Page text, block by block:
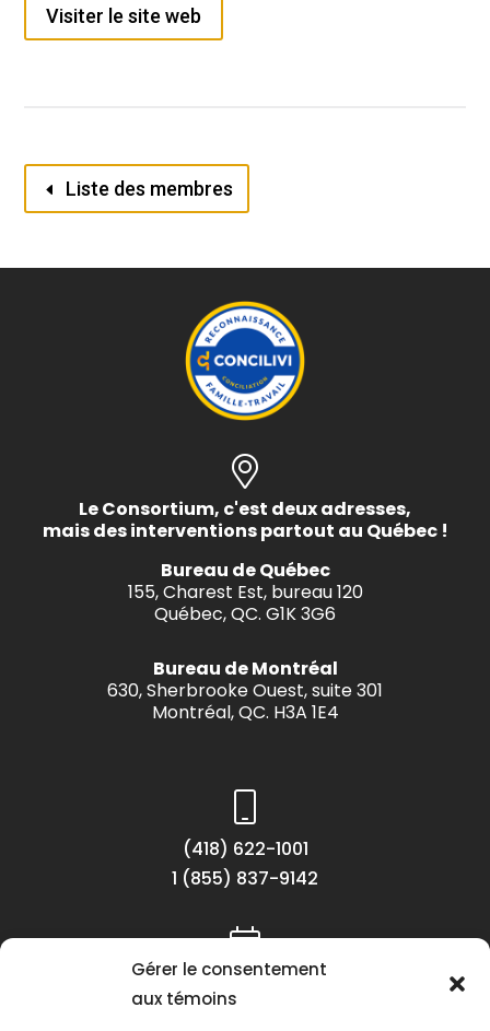
Gérer le consentement
aux témoins
Visiter le site web
Liste des membres
Le Consortium, c'est deux adresses,
mais des interventions partout au Québec !
Bureau de Québec
155, Charest Est, bureau 120
Québec, QC. G1K 3G6
Bureau de Montréal
630, Sherbrooke Ouest, suite 301
Montréal, QC. H3A 1E4
(418) 622-1001
1 (855) 837-9142
Lundi au vendredi